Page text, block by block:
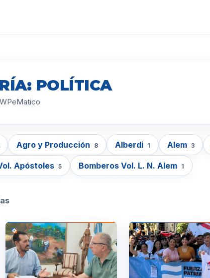
POLÍTICA
Agro y Producción 8 Alberdi 1 Alem 3
Apóstoles 5 Bomberos Vol. L. N. Alem 1